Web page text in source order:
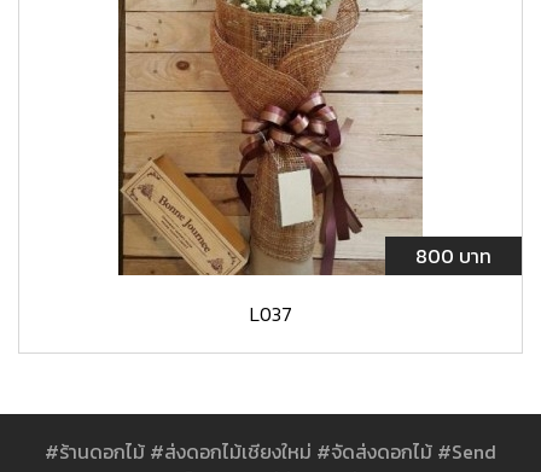
800 บาท
L037
#ร้านดอกไม้ #ส่งดอกไม้เชียงใหม่ #จัดส่งดอกไม้ #Send